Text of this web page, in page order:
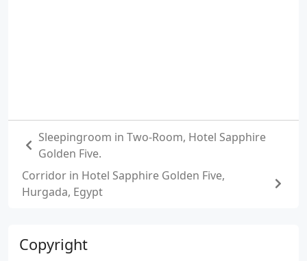
Sleepingroom in Two-Room, Hotel Sapphire
Golden Five.
Corridor in Hotel Sapphire Golden Five,
Hurgada, Egypt
Copyright